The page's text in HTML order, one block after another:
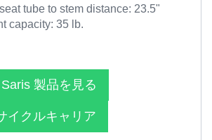
tube to stem distance: 23.5"
capacity: 35 lb.
製品を見る
イクルキャリア